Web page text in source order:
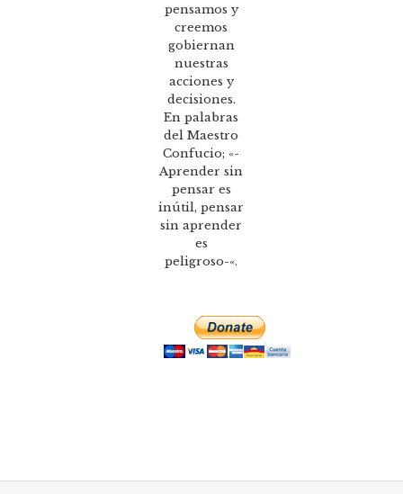
pensamos y
creemos
gobiernan
nuestras
acciones y
decisiones.
En palabras
del Maestro
Confucio; «-
Aprender sin
pensar es
inútil, pensar
sin aprender
es
peligroso-«.